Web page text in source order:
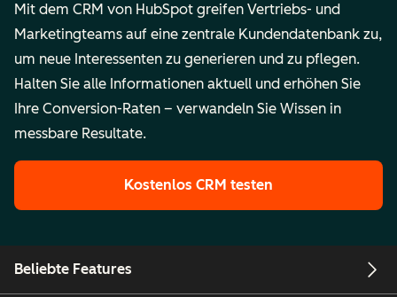
Mit dem CRM von HubSpot greifen Vertriebs- und
Marketingteams auf eine zentrale Kundendatenbank zu,
um neue Interessenten zu generieren und zu pflegen.
Halten Sie alle Informationen aktuell und erhöhen Sie
Ihre Conversion-Raten – verwandeln Sie Wissen in
messbare Resultate.
Kostenlos CRM testen
Beliebte Features